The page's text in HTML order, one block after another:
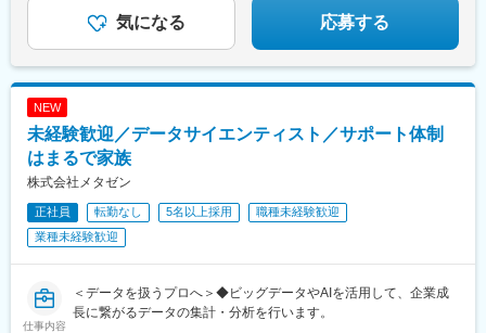
～数字でわかる環境と実績。ここで人生を見据えた選択
を～
気になる 応募する
NEW
未経験歓迎／データサイエンティスト／サポート体制
はまるで家族
株式会社メタゼン
正社員 転勤なし 5名以上採用
職種未経験歓迎
業種未経験歓迎
仕事内容
＜データを扱うプロへ＞◆ビッグデータやAIを活用して、企業成
長に繋がるデータの集計・分析を行います。